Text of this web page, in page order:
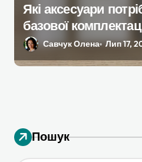
Які аксесуари
базової
Савчук Олена Лип 17,
Пошук